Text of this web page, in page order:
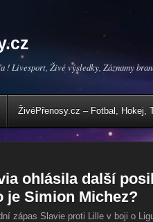
! Livesport, Živé výsledky, Záznamy
ŽivéPřenosy.cz – Fotbal, Hokej,
ohlásila další
je Simion Michez?
zápas Slavie proti Lille v boji o